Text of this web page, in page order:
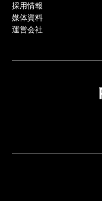
採用情報
媒体資料
運営会社